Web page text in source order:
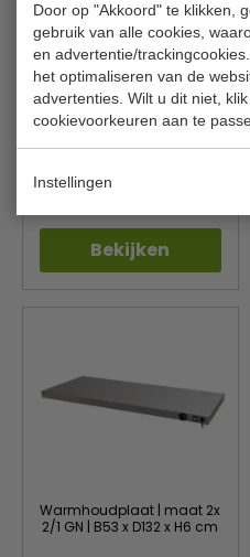
Door op "Akkoord" te klikken,
gebruik van alle cookies,
en advertentie/
het optimaliseren van de
advertenties. Wilt u dit niet,
cookievoorkeuren aan te
Instellingen
Warmhoudplaat |
veiligheidsglas | B50 x D50
Bekijken
Warmhoudplaat | maat 2x
2/1 GN | B53 x D132 x H6 cm